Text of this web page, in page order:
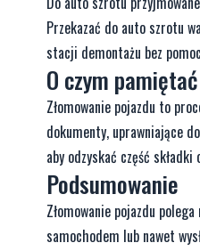
Przekazać do auto szrotu
stacji demontażu bez
O czym
Złomowanie pojazdu to
dokumenty, uprawniające
aby odzyskać część składki
Podsumowanie
Złomowanie pojazdu
samochodem lub nawet